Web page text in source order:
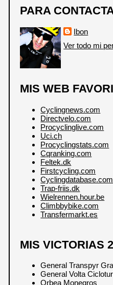
PARA
Ibon
Ver todo mi
MIS WEB
Cyclingnews.com
Directvelo.com
Procyclinglive.com
Uci.ch
Procyclingstats.com
Cqranking.com
Feltek.dk
Firstcycling.com
Cyclingdatabase.com
Trap-friis.dk
Wielrennen.hour.be
Climbbybike.com
Transfermarkt.es
MIS VICTORIAS
General Transpyr
General Volta
Orbea Monegros